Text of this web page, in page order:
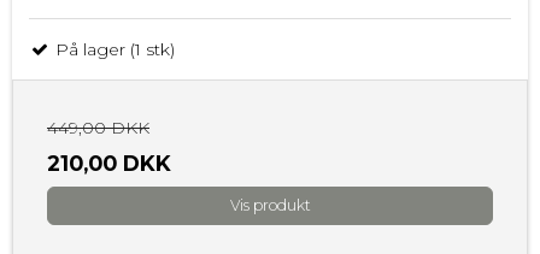
På lager (1 stk)
449,00 DKK
210,00 DKK
Vis produkt